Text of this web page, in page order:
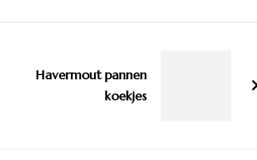
Havermout pannen
koekjes